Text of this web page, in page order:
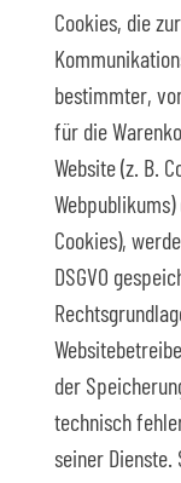
Cookies, die
bestimmter,
für die
Website (z. B.
Cookies),
DSGVO
der
technisch
seiner